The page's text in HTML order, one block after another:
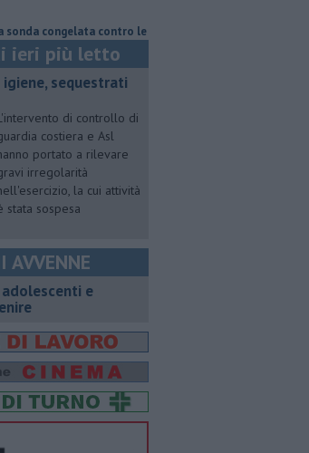
contro le malattie rare del polmone
ieri più letto
sequestrati
di controllo di
costiera e Asl
portato a rilevare
irregolarità
la cui attività
stata sospesa
AVVENNE
e